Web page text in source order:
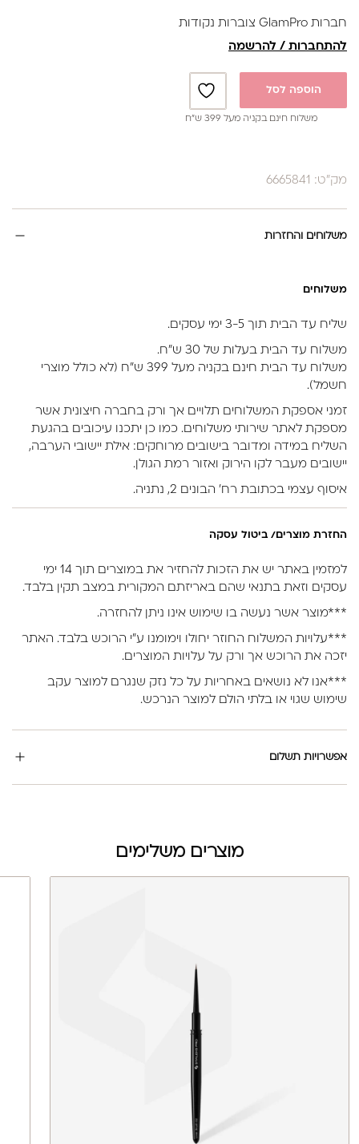
היה:
₪59.
הוא:
₪49.
חברות GlamPro צוברות נקודות
להתחברות / להרשמה
הוספה לסל
משלוח חינם בקניה מעל 399 ש”ח
מק"ט: 6665841
משלוחים והחזרות
משלוחים
שליח עד הבית תוך 3-5 ימי עסקים.
משלוח עד הבית בעלות של 30 ש״ח.
משלוח עד הבית חינם בקניה מעל 399 ש״ח (לא כולל מוצרי
חשמל).
זמני אספקת המשלוחים תלויים אך ורק בחברה חיצונית אשר
מספקת לאתר שירותי משלוחים. כמו כן יתכנו עיכובים בהגעת
השליח במידה ומדובר בישובים מרוחקים: אילת יישובי הערבה,
יישובים מעבר לקו הירוק ואזור רמת הגולן.
איסוף עצמי בכתובת רח’ הבונים 2, נתניה.
החזרת מוצרים/ ביטול עסקה
למזמין באתר יש את הזכות להחזיר את במוצרים תוך 14 ימי
עסקים וזאת בתנאי שהם באריזתם המקורית במצב תקין בלבד.
***מוצר אשר נעשה בו שימוש אינו ניתן להחזרה.
***עלויות המשלוח החוזר יחולו וימומנו ע”י הרוכש בלבד. האתר
יזכה את הרוכש אך ורק על עלויות המוצרים.
***אנו לא נושאים באחריות על כל נזק שנגרם למוצר עקב
שימוש שגוי או בלתי הולם למוצר הנרכש.
אפשרויות תשלום
מוצרים משלימים